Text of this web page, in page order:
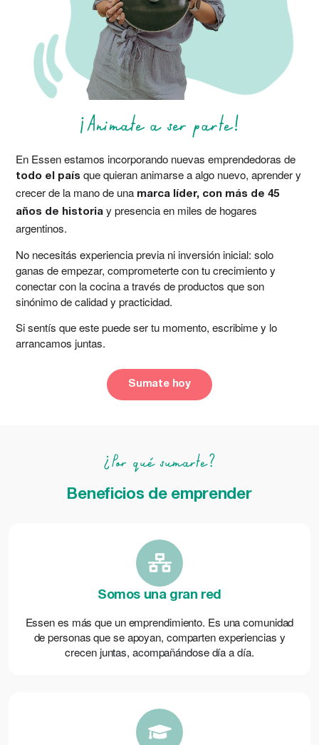
¡Animate a ser parte!
En Essen estamos incorporando nuevas emprendedoras de
todo el país que quieran animarse a algo nuevo, aprender y
crecer de la mano de una marca líder, con más de 45
años de historia y presencia en miles de hogares
argentinos.
No necesitás experiencia previa ni inversión inicial: solo
ganas de empezar, comprometerte con tu crecimiento y
conectar con la cocina a través de productos que son
sinónimo de calidad y practicidad.
Si sentís que este puede ser tu momento, escribime y lo
arrancamos juntas.
Sumate hoy
¿Por qué sumarte?
Beneficios de emprender
Somos una gran red
Essen es más que un emprendimiento. Es una comunidad
de personas que se apoyan, comparten experiencias y
crecen juntas, acompañándose día a día.